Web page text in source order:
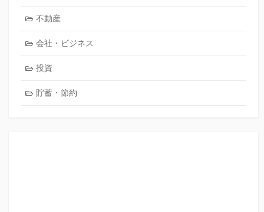
不動産
会社・ビジネス
投資
貯蓄・節約